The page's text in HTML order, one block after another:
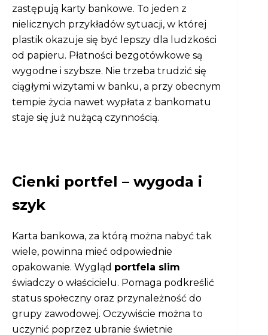
zastępują karty bankowe. To jeden z
nielicznych przykładów sytuacji, w której
plastik okazuje się być lepszy dla ludzkości
od papieru. Płatności bezgotówkowe są
wygodne i szybsze. Nie trzeba trudzić się
ciągłymi wizytami w banku, a przy obecnym
tempie życia nawet wypłata z bankomatu
staje się już nużącą czynnością.
Cienki portfel – wygoda i
szyk
Karta bankowa, za którą można nabyć tak
wiele, powinna mieć odpowiednie
opakowanie. Wygląd portfela slim
świadczy o właścicielu. Pomaga podkreślić
status społeczny oraz przynależność do
grupy zawodowej. Oczywiście można to
uczynić poprzez ubranie świetnie